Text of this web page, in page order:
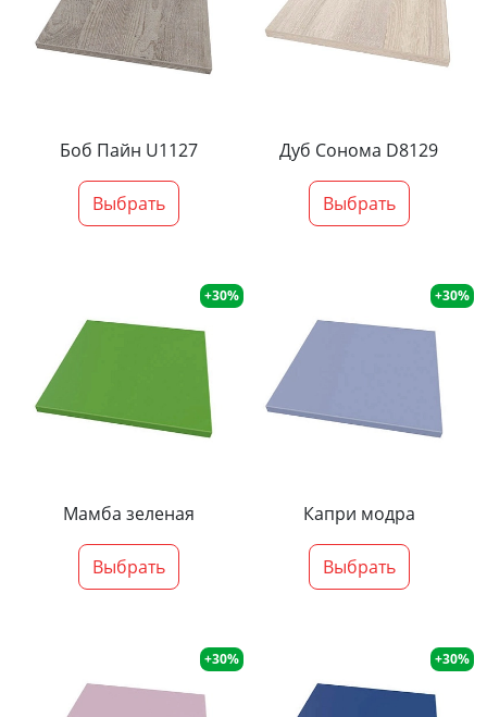
Боб Пайн U1127
Выбрать
Дуб Сонома D8129
Выбрать
+30%
Мамба зеленая
Выбрать
+30%
Капри модра
Выбрать
+30% +30%